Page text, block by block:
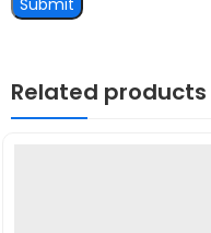
Related products